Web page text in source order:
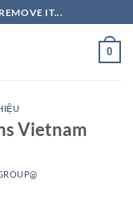
IT...
0
Vietnam